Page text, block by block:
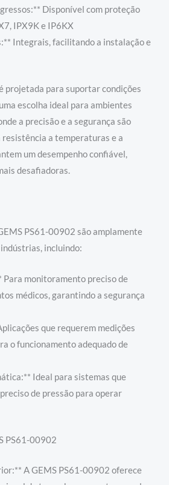
Disponível com proteção
IPX9K e IP6KX
Integrais, facilitando a instalação e
projetada para suportar condições
escolha ideal para ambientes
a precisão e a segurança são
a temperaturas e a
um desempenho confiável,
desafiadoras.
PS61-00902 são amplamente
incluindo:
monitoramento preciso de
médicos, garantindo a segurança
que requerem medições
o funcionamento adequado de
Ideal para sistemas que
de pressão para operar
PS61-00902
A GEMS PS61-00902 oferece